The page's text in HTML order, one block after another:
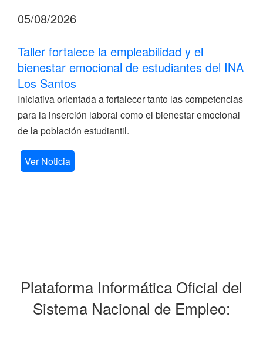
05/08/2026
Taller fortalece la empleabilidad y el
bienestar emocional de estudiantes del INA
Los Santos
Iniciativa orientada a fortalecer tanto las competencias
para la inserción laboral como el bienestar emocional
de la población estudiantil.
Ver Noticia
Plataforma Informática Oficial del
Sistema Nacional de Empleo: